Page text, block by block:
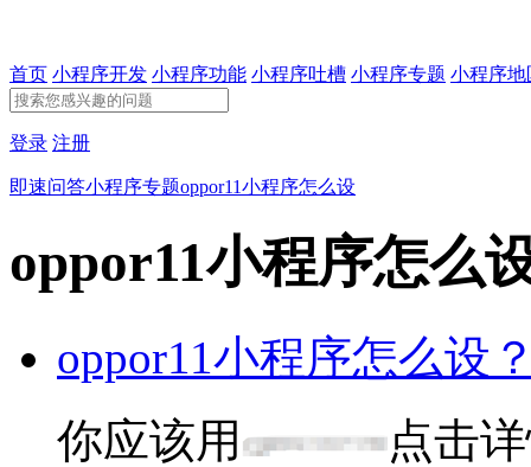
首页 小程序开发 小程序功能 小程序吐槽 小程序专题 小程序地
登录 注册
即速问答小程序专题oppor11小程序怎么设
oppor11小程序怎么
oppor11小程序怎么设
你应该用
点击